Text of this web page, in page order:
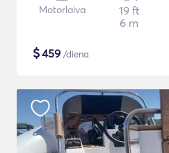
Motorlaiva
19 ft
6 m
$459 /diena